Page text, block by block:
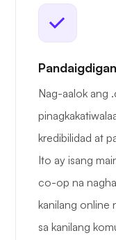
Nag-aalok ang
kredibilidad at
Ito ay isang
co-op na
kanilang online
sa kanilang